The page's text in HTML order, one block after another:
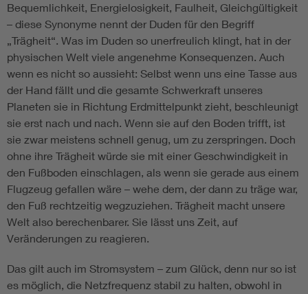
Bequemlichkeit, Energielosigkeit, Faulheit, Gleichgültigkeit
– diese Synonyme nennt der Duden für den Begriff
„Trägheit“. Was im Duden so unerfreulich klingt, hat in der
physischen Welt viele angenehme Konsequenzen. Auch
wenn es nicht so aussieht: Selbst wenn uns eine Tasse aus
der Hand fällt und die gesamte Schwerkraft unseres
Planeten sie in Richtung Erdmittelpunkt zieht, beschleunigt
sie erst nach und nach. Wenn sie auf den Boden trifft, ist
sie zwar meistens schnell genug, um zu zerspringen. Doch
ohne ihre Trägheit würde sie mit einer Geschwindigkeit in
den Fußboden einschlagen, als wenn sie gerade aus einem
Flugzeug gefallen wäre – wehe dem, der dann zu träge war,
den Fuß rechtzeitig wegzuziehen. Trägheit macht unsere
Welt also berechenbarer. Sie lässt uns Zeit, auf
Veränderungen zu reagieren.
Das gilt auch im Stromsystem – zum Glück, denn nur so ist
es möglich, die Netzfrequenz stabil zu halten, obwohl in